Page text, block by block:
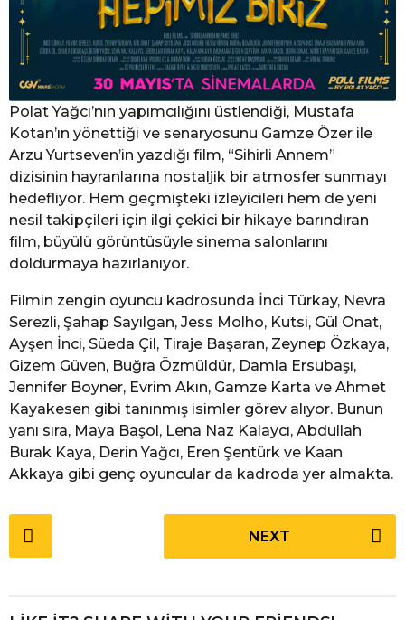
Polat Yağcı’nın yapımcılığını üstlendiği, Mustafa
Kotan’ın yönettiği ve senaryosunu Gamze Özer ile
Arzu Yurtseven’in yazdığı film, “Sihirli Annem”
dizisinin hayranlarına nostaljik bir atmosfer sunmayı
hedefliyor. Hem geçmişteki izleyicileri hem de yeni
nesil takipçileri için ilgi çekici bir hikaye barındıran
film, büyülü görüntüsüyle sinema salonlarını
doldurmaya hazırlanıyor.
Filmin zengin oyuncu kadrosunda İnci Türkay, Nevra
Serezli, Şahap Sayılgan, Jess Molho, Kutsi, Gül Onat,
Ayşen İnci, Süeda Çil, Tiraje Başaran, Zeynep Özkaya,
Gizem Güven, Buğra Özmüldür, Damla Ersubaşı,
Jennifer Boyner, Evrim Akın, Gamze Karta ve Ahmet
Kayakesen gibi tanınmış isimler görev alıyor. Bunun
yanı sıra, Maya Başol, Lena Naz Kalaycı, Abdullah
Burak Kaya, Derin Yağcı, Eren Şentürk ve Kaan
Akkaya gibi genç oyuncular da kadroda yer almakta.
o
NEXT